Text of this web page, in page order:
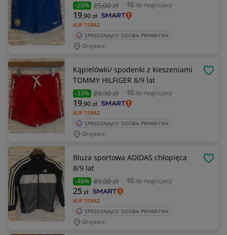
-20% 25,00 zł do negocjacji
KUP TERAZ
19,90zł
SPRZEDAJĄCY: OSOBA PRYWATNA
Grajewo
Kąpielówki/ spodenki z kieszeniami
TOMMY HILFiGER 8/9 lat
-33% 29,90 zł do negocjacji
KUP TERAZ
19,90zł
SPRZEDAJĄCY: OSOBA PRYWATNA
Grajewo
Bluza sportowa ADIDAS chłopięca
8/9 lat
-48% 49,00 zł do negocjacji
KUP TERAZ
25zł
SPRZEDAJĄCY: OSOBA PRYWATNA
Grajewo